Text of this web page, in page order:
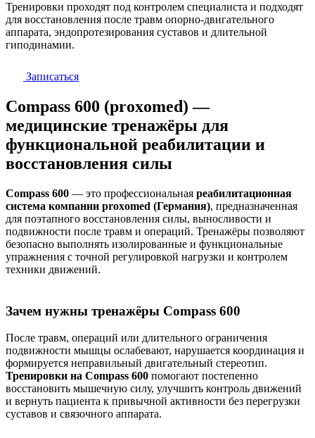
Тренировки проходят под контролем специалиста и подходят
для восстановления после травм опорно-двигательного
аппарата, эндопротезирования суставов и длительной
гиподинамии.
Записаться
Compass 600 (proxomed) —
медицинские тренажёры для
функциональной реабилитации и
восстановления силы
Compass 600 — это профессиональная реабилитационная
система компании proxomed (Германия), предназначенная
для поэтапного восстановления силы, выносливости и
подвижности после травм и операций. Тренажёры позволяют
безопасно выполнять изолированные и функциональные
упражнения с точной регулировкой нагрузки и контролем
техники движений.
Зачем нужны тренажёры Compass 600
После травм, операций или длительного ограничения
подвижности мышцы ослабевают, нарушается координация и
формируется неправильный двигательный стереотип.
Тренировки на Compass 600 помогают постепенно
восстановить мышечную силу, улучшить контроль движений
и вернуть пациента к привычной активности без перегрузки
суставов и связочного аппарата.